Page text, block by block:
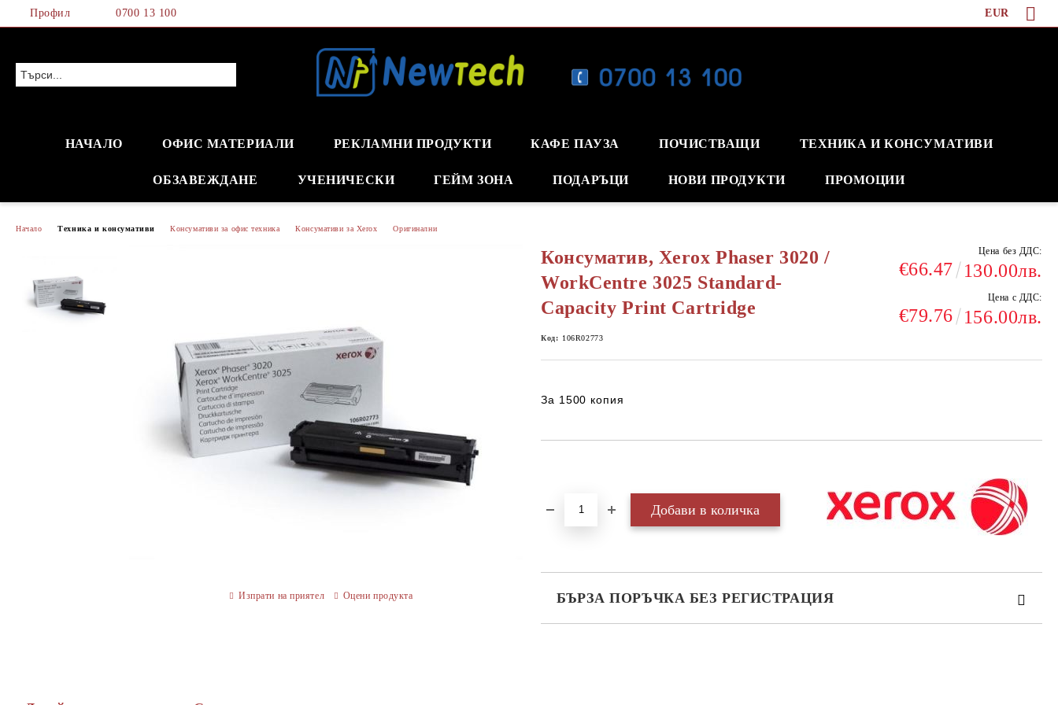
Профил 0700 13 100 EUR
НАЧАЛО ОФИС МАТЕРИАЛИ РЕКЛАМНИ ПРОДУКТИ КАФЕ ПАУЗА ПОЧИСТВАЩИ ТЕХНИКА И КОНСУМАТИВИ
ОБЗАВЕЖДАНЕ УЧЕНИЧЕСКИ ГЕЙМ ЗОНА ПОДАРЪЦИ НОВИ ПРОДУКТИ ПРОМОЦИИ
Начало Техника и консумативи Консумативи за офис техника Консумативи за Xerox Оригинални
Консуматив, Xerox Phaser 3020 /
WorkCentre 3025 Standard-
Capacity Print Cartridge
Цена без ДДС:
€66.47 130.00лв.
Цена с ДДС:
€79.76 156.00лв.
Код: 106R02773
За 1500 копия
БЪРЗА ПОРЪЧКА БЕЗ РЕГИСТРАЦИЯ
Изпрати на приятел Оцени продукта